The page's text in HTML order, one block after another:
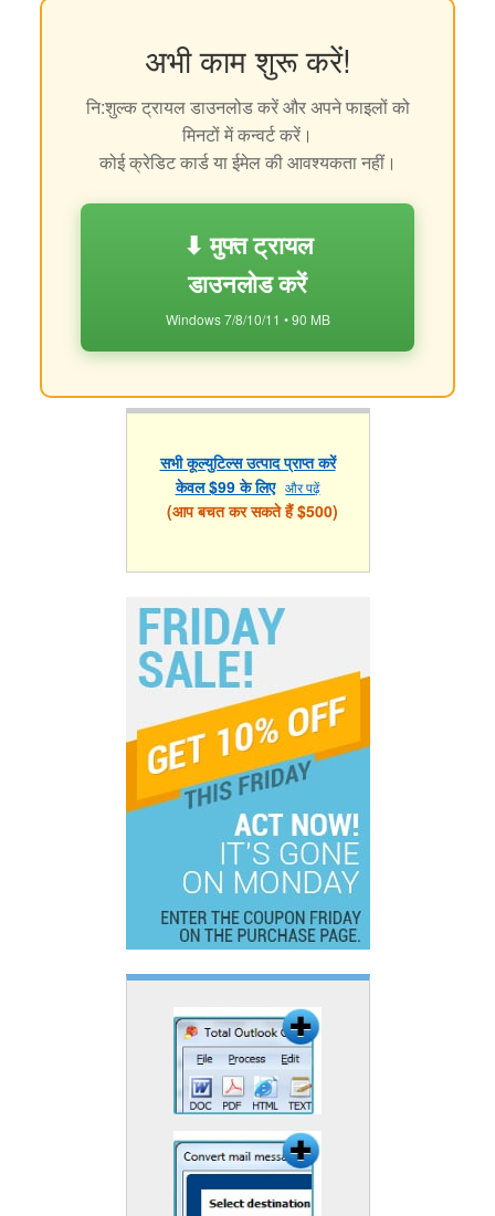
अभी काम शुरू करें!
नि:शुल्क ट्रायल डाउनलोड करें और अपने फाइलों को
मिनटों में कन्वर्ट करें।
कोई क्रेडिट कार्ड या ईमेल की आवश्यकता नहीं।
⬇ मुफ्त ट्रायल
डाउनलोड करें
Windows 7/8/10/11 • 90 MB
सभी कूल्युटिल्स उत्पाद प्राप्त करें
केवल $99 के लिए और पढ़ें
(आप बचत कर सकते हैं $500)